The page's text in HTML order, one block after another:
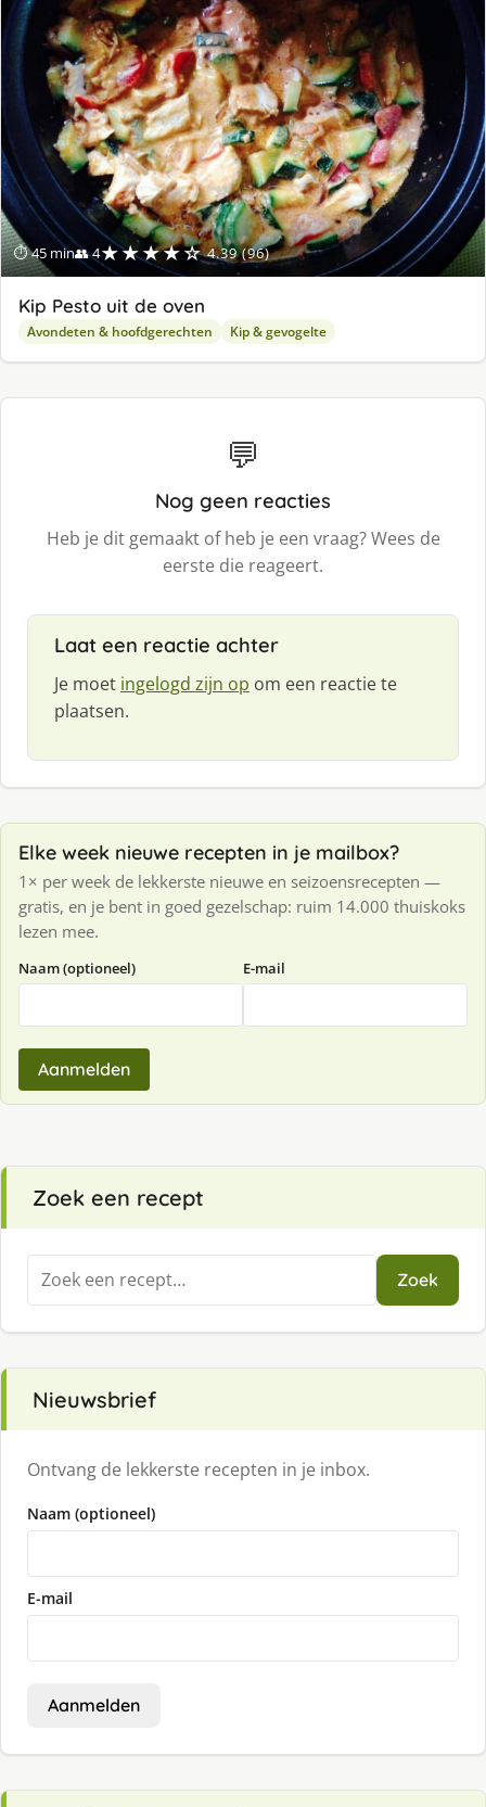
⏱ 45 min👥 4★★★★☆ 4.39 (96)
Kip Pesto uit de oven
Avondeten & hoofdgerechten Kip & gevogelte
💬
Nog geen reacties
Heb je dit gemaakt of heb je een vraag? Wees de
eerste die reageert.
Laat een reactie achter
Je moet ingelogd zijn op om een reactie te
plaatsen.
Elke week nieuwe recepten in je mailbox?
1× per week de lekkerste nieuwe en seizoensrecepten —
gratis, en je bent in goed gezelschap: ruim 14.000 thuiskoks
lezen mee.
Naam (optioneel) E-mail
Aanmelden
Zoek een recept
Zoeken
naar:
Zoek
Nieuwsbrief
Ontvang de lekkerste recepten in je inbox.
Naam (optioneel)
E-mail
Aanmelden